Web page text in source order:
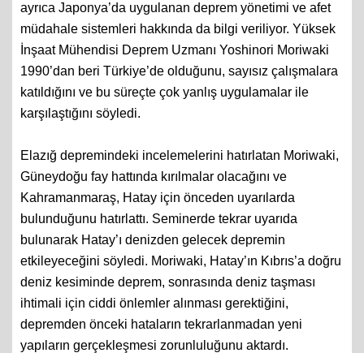
ayrıca Japonya’da uygulanan deprem yönetimi ve afet
müdahale sistemleri hakkında da bilgi veriliyor. Yüksek
İnşaat Mühendisi Deprem Uzmanı Yoshinori Moriwaki
1990’dan beri Türkiye’de olduğunu, sayısız çalışmalara
katıldığını ve bu süreçte çok yanlış uygulamalar ile
karşılaştığını söyledi.
Elazığ depremindeki incelemelerini hatırlatan Moriwaki,
Güneydoğu fay hattında kırılmalar olacağını ve
Kahramanmaraş, Hatay için önceden uyarılarda
bulunduğunu hatırlattı. Seminerde tekrar uyarıda
bulunarak Hatay’ı denizden gelecek depremin
etkileyeceğini söyledi. Moriwaki, Hatay’ın Kıbrıs’a doğru
deniz kesiminde deprem, sonrasında deniz taşması
ihtimali için ciddi önlemler alınması gerektiğini,
depremden önceki hataların tekrarlanmadan yeni
yapıların gerçekleşmesi zorunluluğunu aktardı.